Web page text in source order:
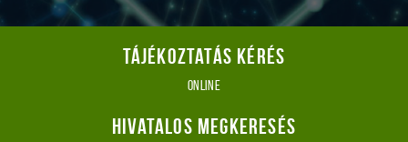
Tájékoztatás kérés
online
Hivatalos megkeresés